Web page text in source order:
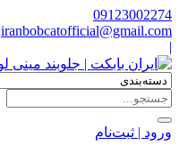
09123002274
iranbobcatofficial@gmail.com
|
ورود | ثبت‌نام